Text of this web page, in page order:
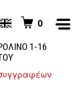
0
1-16